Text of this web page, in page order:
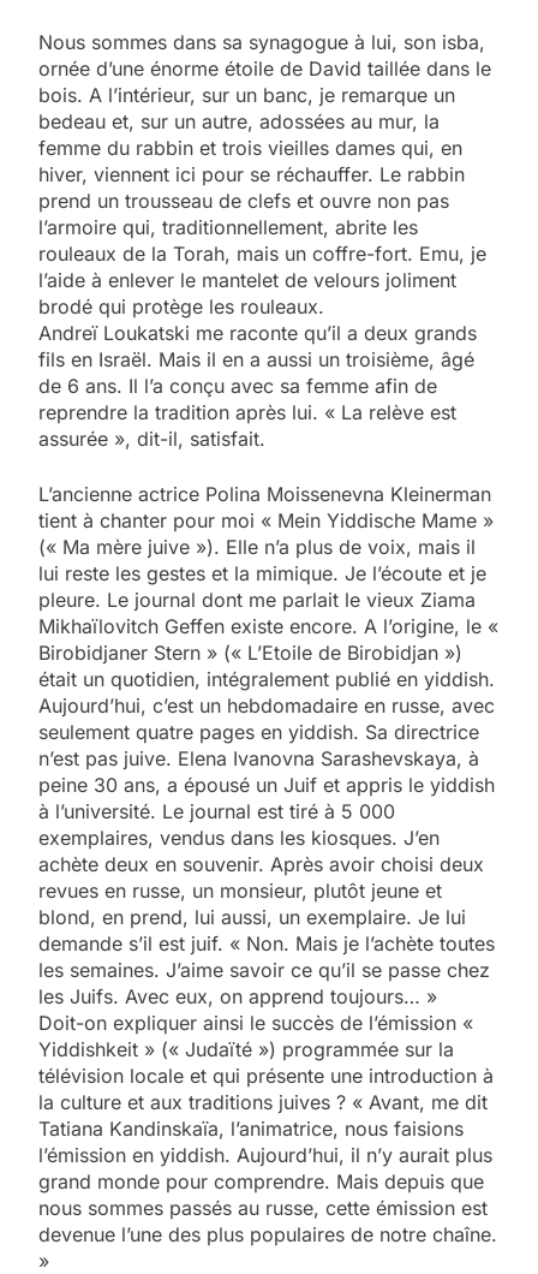
Nous sommes dans sa synagogue à lui, son isba,
ornée d’une énorme étoile de David taillée dans le
bois. A l’intérieur, sur un banc, je remarque un
bedeau et, sur un autre, adossées au mur, la
femme du rabbin et trois vieilles dames qui, en
hiver, viennent ici pour se réchauffer. Le rabbin
prend un trousseau de clefs et ouvre non pas
l’armoire qui, traditionnellement, abrite les
rouleaux de la Torah, mais un coffre-fort. Emu, je
l’aide à enlever le mantelet de velours joliment
brodé qui protège les rouleaux.
Andreï Loukatski me raconte qu’il a deux grands
fils en Israël. Mais il en a aussi un troisième, âgé
de 6 ans. Il l’a conçu avec sa femme afin de
reprendre la tradition après lui. « La relève est
assurée », dit-il, satisfait.
L’ancienne actrice Polina Moissenevna Kleinerman
tient à chanter pour moi « Mein Yiddische Mame »
(« Ma mère juive »). Elle n’a plus de voix, mais il
lui reste les gestes et la mimique. Je l’écoute et je
pleure. Le journal dont me parlait le vieux Ziama
Mikhaïlovitch Geffen existe encore. A l’origine, le «
Birobidjaner Stern » (« L’Etoile de Birobidjan »)
était un quotidien, intégralement publié en yiddish.
Aujourd’hui, c’est un hebdomadaire en russe, avec
seulement quatre pages en yiddish. Sa directrice
n’est pas juive. Elena Ivanovna Sarashevskaya, à
peine 30 ans, a épousé un Juif et appris le yiddish
à l’université. Le journal est tiré à 5 000
exemplaires, vendus dans les kiosques. J’en
achète deux en souvenir. Après avoir choisi deux
revues en russe, un monsieur, plutôt jeune et
blond, en prend, lui aussi, un exemplaire. Je lui
demande s’il est juif. « Non. Mais je l’achète toutes
les semaines. J’aime savoir ce qu’il se passe chez
les Juifs. Avec eux, on apprend toujours… »
Doit-on expliquer ainsi le succès de l’émission «
Yiddishkeit » (« Judaïté ») programmée sur la
télévision locale et qui présente une introduction à
la culture et aux traditions juives ? « Avant, me dit
Tatiana Kandinskaïa, l’animatrice, nous faisions
l’émission en yiddish. Aujourd’hui, il n’y aurait plus
grand monde pour comprendre. Mais depuis que
nous sommes passés au russe, cette émission est
devenue l’une des plus populaires de notre chaîne.
»